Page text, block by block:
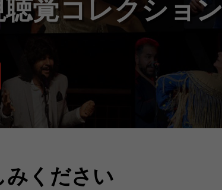
覚コレクション
みください